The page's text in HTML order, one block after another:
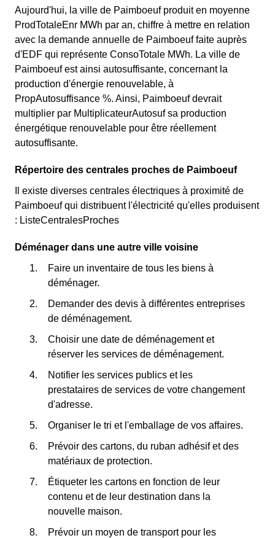
France et est disponible pour les Paimblotins éligibles.
💡🏠
rapport au tarif normal à Paimboeuf. ⚡💸
Aujourd'hui, la ville de Paimboeuf produit en moyenne
ProdTotaleEnr MWh par an, chiffre à mettre en relation
avec la demande annuelle de Paimboeuf faite auprès
d'EDF qui représente ConsoTotale MWh. La ville de
Paimboeuf est ainsi autosuffisante, concernant la
production d'énergie renouvelable, à
PropAutosuffisance %. Ainsi, Paimboeuf devrait
multiplier par MultiplicateurAutosuf sa production
énergétique renouvelable pour être réellement
autosuffisante.
Répertoire des centrales proches de Paimboeuf
Il existe diverses centrales électriques à proximité de
Paimboeuf qui distribuent l'électricité qu'elles produisent
: ListeCentralesProches
Déménager dans une autre ville voisine
Faire un inventaire de tous les biens à
déménager.
Demander des devis à différentes entreprises
de déménagement.
Choisir une date de déménagement et
réserver les services de déménagement.
Notifier les services publics et les
prestataires de services de votre changement
d'adresse.
Organiser le tri et l'emballage de vos affaires.
Prévoir des cartons, du ruban adhésif et des
matériaux de protection.
Étiqueter les cartons en fonction de leur
contenu et de leur destination dans la
nouvelle maison.
Prévoir un moyen de transport pour les